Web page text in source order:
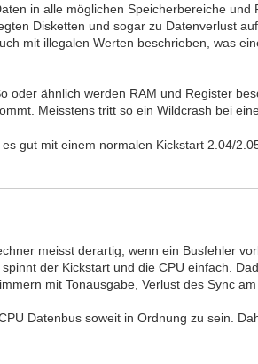
in alle möglichen Speicherbereiche
Disketten und sogar zu Datenverlust
mit illegalen Werten beschrieben, was
oder ähnlich werden RAM und Register
Meisstens tritt so ein Wildcrash bei
gut mit einem normalen Kickstart 2.04/
meisst derartig, wenn ein Busfehler
der Kickstart und die CPU einfach.
mit Tonausgabe, Verlust des Sync
Datenbus soweit in Ordnung zu sein.